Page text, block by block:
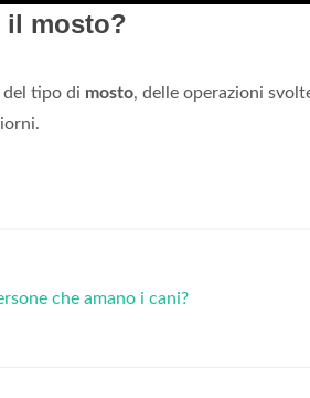
il mosto?
del tipo di mosto, delle operazioni
che amano i cani?